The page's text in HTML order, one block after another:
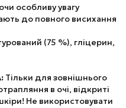
особливу увагу
до повного висихання
(75 %), гліцерин,
Тільки для зовнішнього
в очі, відкриті
Не використовувати